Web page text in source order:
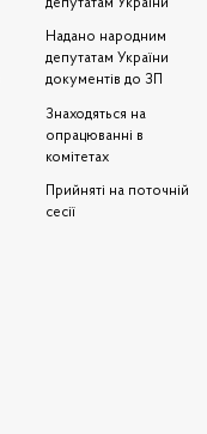
депутатам України
Надано народним
депутатам України
документів до ЗП
Знаходяться на
опрацюванні в
комітетах
Прийняті на поточній
сесії